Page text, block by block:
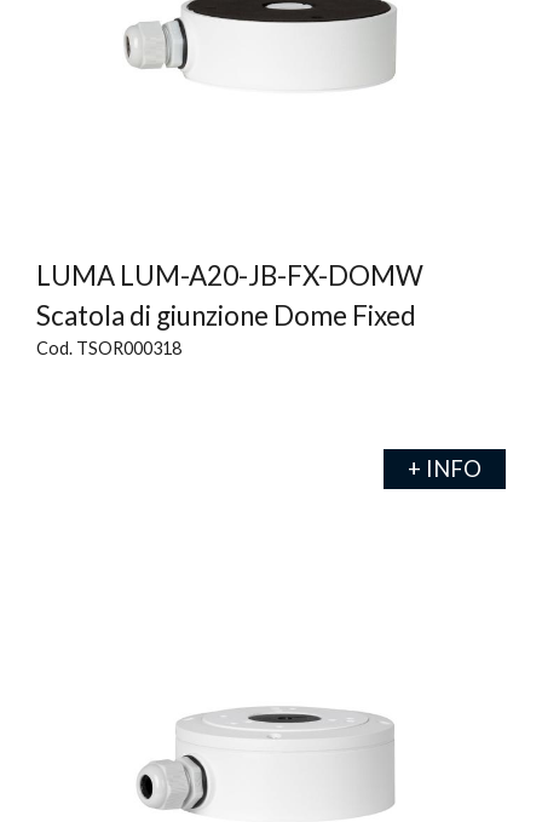
LUMA LUM-A20-JB-FX-DOMW
Scatola di giunzione Dome Fixed
Cod. TSOR000318
+ INFO